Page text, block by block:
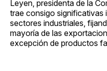
Leyen, presidenta de la
trae consigo significativas
sectores industriales,
mayoría de las
excepción de productos